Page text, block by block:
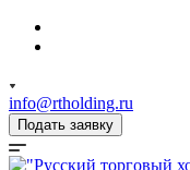
info@rtholding.ru
Подать заявку